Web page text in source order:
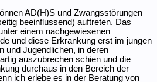
AD(H)S und Zwangsstörungen
beeinflussend) auftreten. Das
einem nachgewiesenen
und diese Erkrankung erst im jungen
und Jugendlichen, in deren
auszubrechen schien und die
durchaus in den Bereich der
ich erlebe es in der Beratung von